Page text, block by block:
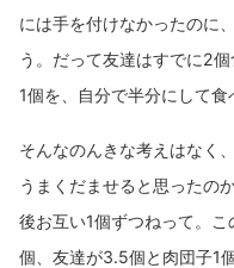
には手を付けなかったのに
う。だって友達はすでに2
1個を、自分で半分にして食
そんなのんきな考えはなく
うまくだませると思ったの
後お互い1個ずつねって。
個、友達が3.5個と肉団子1